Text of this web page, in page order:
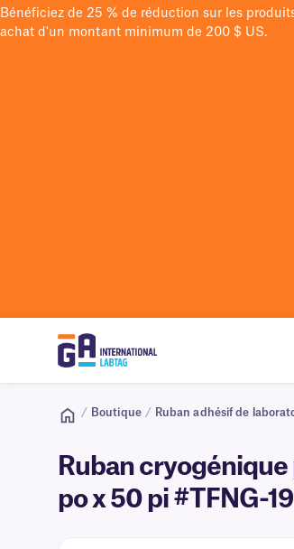
Bénéficiez de 25 % de réduction sur les
achat d'un montant minimum de 200 $ US.
/ Boutique / Ruban adhésif de
Ruban
po x 50 pi #TFNG-